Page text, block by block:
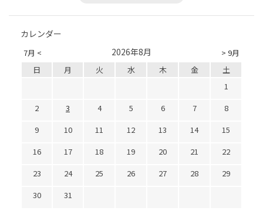
カレンダー
7月 < > 9月
2026年8月
日 月 火 水 木 金
土
1
2
3 4 5 6 7
8
9
10 11 12 13 14
15
16
17 18 19 20 21
22
23
24 25 26 27 28
29
30
31